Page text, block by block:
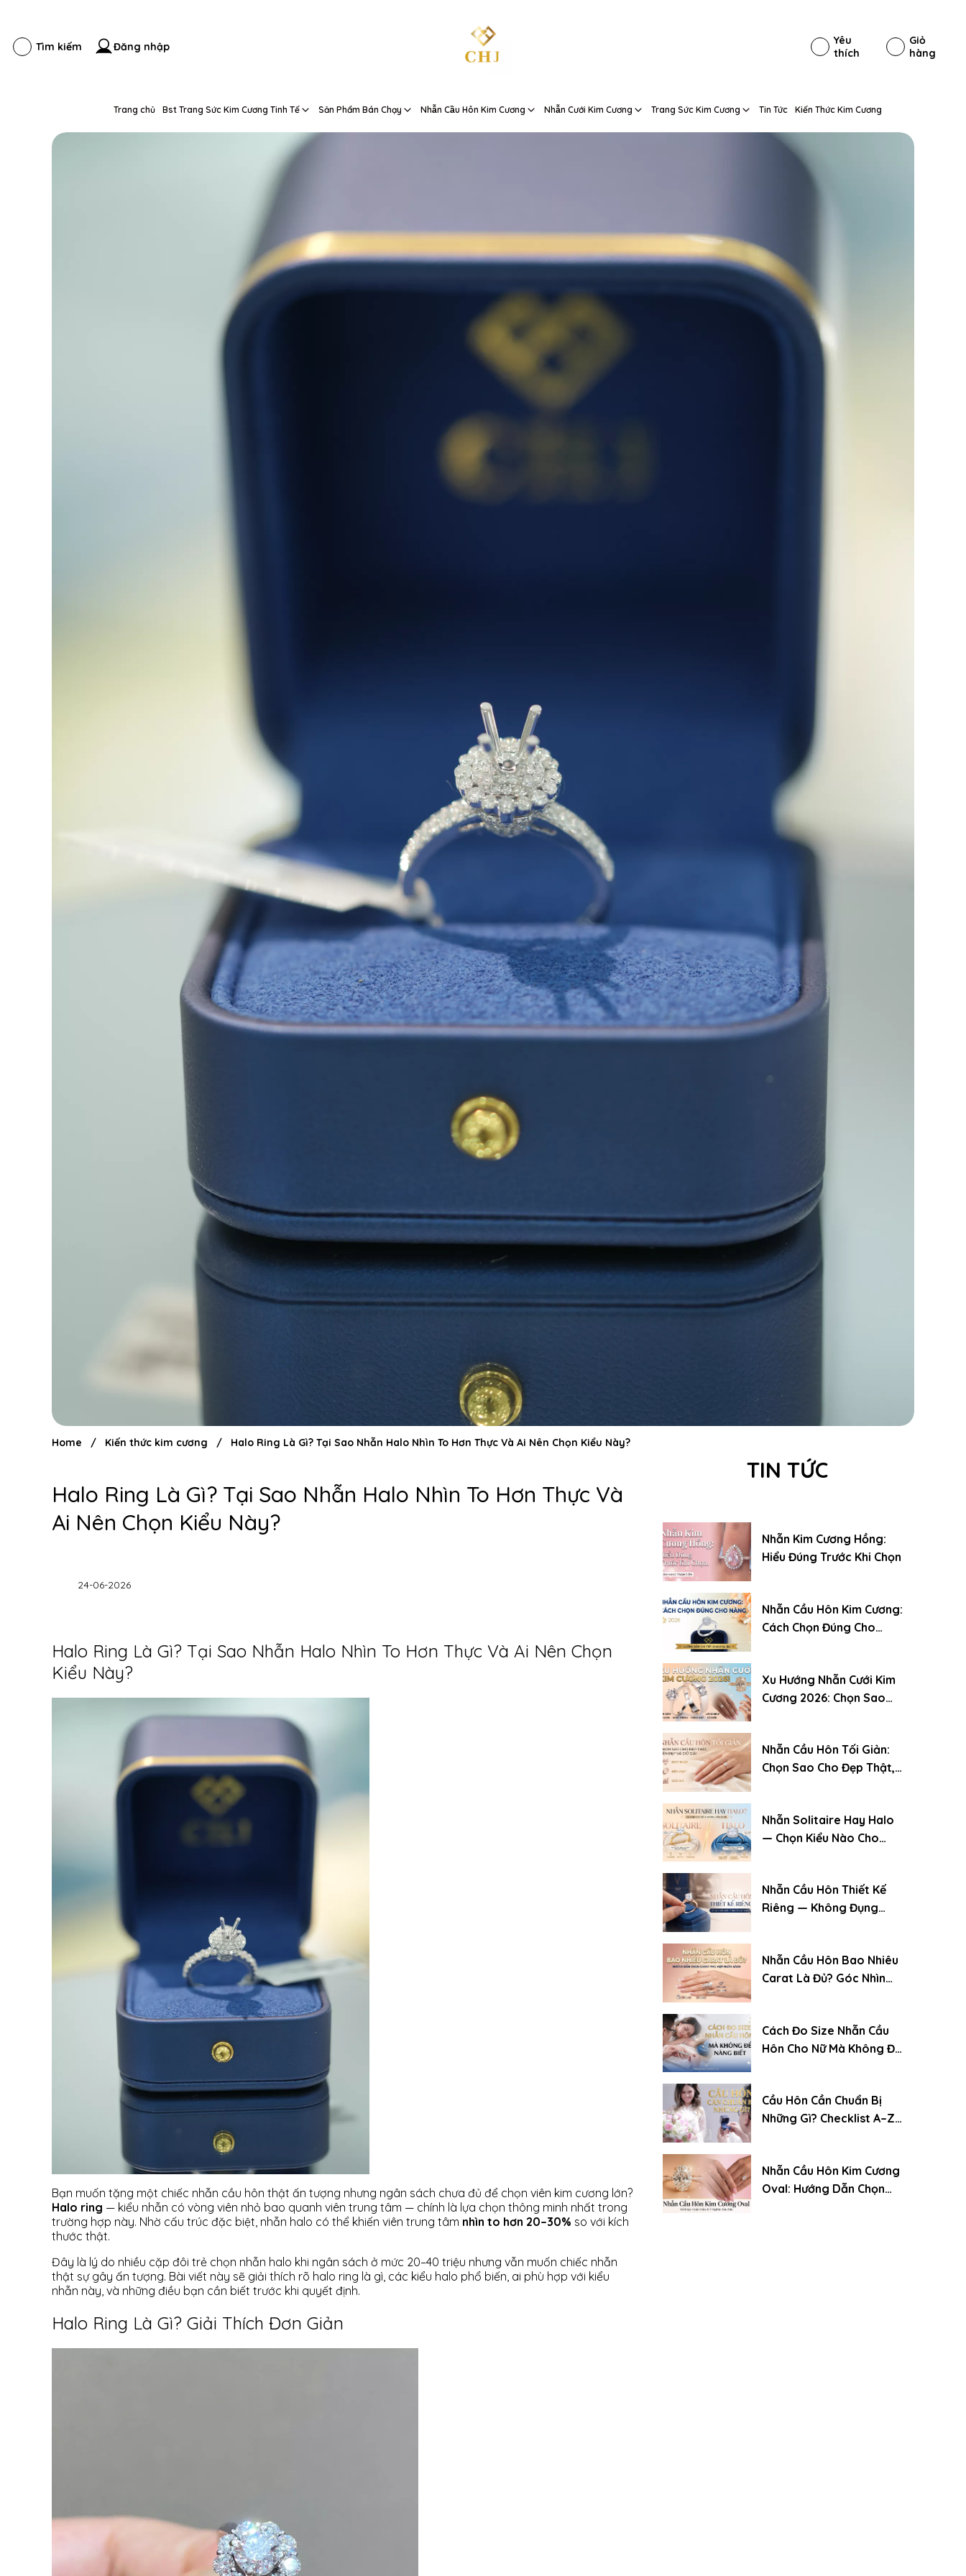
Trang chủ Bst Trang Sức Kim Cương Tinh Tế Sản Phẩm Bán Chạy Nhẫn Cầu Hôn Kim Cương Nhẫn Cưới Kim Cương Trang Sức Kim Cương Tin Tức Kiến Thức Kim Cương
Tìm kiếm Đăng nhập
Giỏ
hàng
Yêu
thích
TIN TỨC
Nhẫn Kim Cương Hồng:
Hiểu Đúng Trước Khi Chọn
Nhẫn Cầu Hôn Kim Cương:
Cách Chọn Đúng Cho
Xu Hướng Nhẫn Cưới Kim
Cương 2026: Chọn Sao
Nhẫn Cầu Hôn Tối Giản:
Chọn Sao Cho Đẹp Thật,
Nhẫn Solitaire Hay Halo
— Chọn Kiểu Nào Cho
Nhẫn Cầu Hôn Thiết Kế
Riêng — Không Đụng
Nhẫn Cầu Hôn Bao Nhiêu
Carat Là Đủ? Góc Nhìn
Cách Đo Size Nhẫn Cầu
Hôn Cho Nữ Mà Không Để
Cầu Hôn Cần Chuẩn Bị
Những Gì? Checklist A–Z
Nhẫn Cầu Hôn Kim Cương
Oval: Hướng Dẫn Chọn
Halo Ring Là Gì? Tại Sao Nhẫn Halo Nhìn To Hơn Thực Và
Ai Nên Chọn Kiểu Này?
Halo Ring Là Gì? Tại Sao Nhẫn Halo Nhìn To Hơn Thực Và Ai Nên Chọn
Kiểu Này?
Bạn muốn tặng một chiếc nhẫn cầu hôn thật ấn tượng nhưng ngân sách chưa đủ để chọn viên kim cương lớn?
Halo ring — kiểu nhẫn có vòng viên nhỏ bao quanh viên trung tâm — chính là lựa chọn thông minh nhất trong
trường hợp này. Nhờ cấu trúc đặc biệt, nhẫn halo có thể khiến viên trung tâm nhìn to hơn 20–30% so với kích
thước thật.
Đây là lý do nhiều cặp đôi trẻ chọn nhẫn halo khi ngân sách ở mức 20–40 triệu nhưng vẫn muốn chiếc nhẫn
thật sự gây ấn tượng. Bài viết này sẽ giải thích rõ halo ring là gì, các kiểu halo phổ biến, ai phù hợp với kiểu
nhẫn này, và những điều bạn cần biết trước khi quyết định.
Halo Ring Là Gì? Giải Thích Đơn Giản
Home / Kiến thức kim cương / Halo Ring Là Gì? Tại Sao Nhẫn Halo Nhìn To Hơn Thực Và Ai Nên Chọn Kiểu Này?
24-06-2026